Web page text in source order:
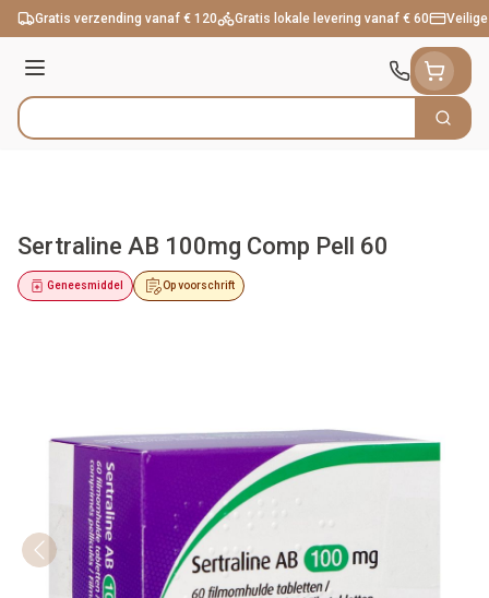
Ga naar de inhoud
Gratis verzending vanaf € 120 Gratis lokale levering vanaf € 60
Menu
Product, merk, categorie... Zoek
Sertraline AB 100mg Comp Pell 60
Op voorschrift
Geneesmiddel